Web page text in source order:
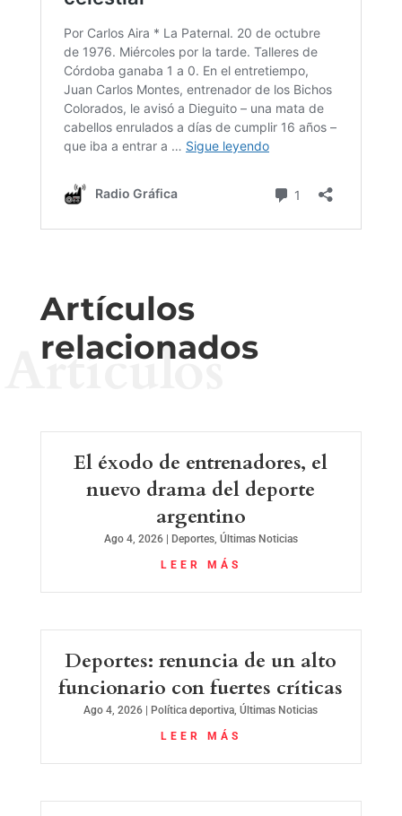
Artículos
relacionados
Artículos
El éxodo de entrenadores, el
nuevo drama del deporte
argentino
Ago 4, 2026| Deportes, Últimas Noticias
LEER MÁS
Deportes: renuncia de un alto
funcionario con fuertes críticas
Ago 4, 2026 Política deportiva,Últimas Noticias
LEER MÁS